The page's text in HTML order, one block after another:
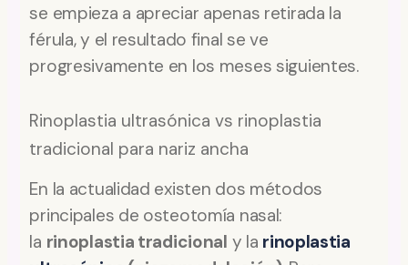
se empieza a apreciar apenas retirada la
férula, y el resultado final se ve
progresivamente en los meses siguientes.
Rinoplastia ultrasónica vs rinoplastia
tradicional para nariz ancha
En la actualidad existen dos métodos
principales de osteotomía nasal:
la rinoplastia tradicional y la rinoplastia